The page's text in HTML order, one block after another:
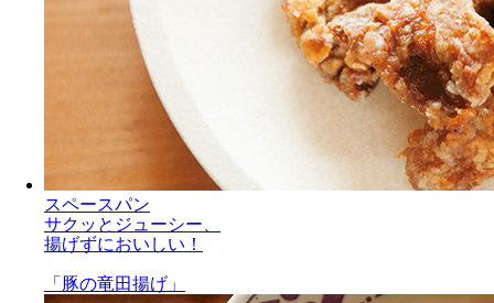
スペースパン
サクッとジューシー、
揚げずにおいしい！
「豚の竜田揚げ」